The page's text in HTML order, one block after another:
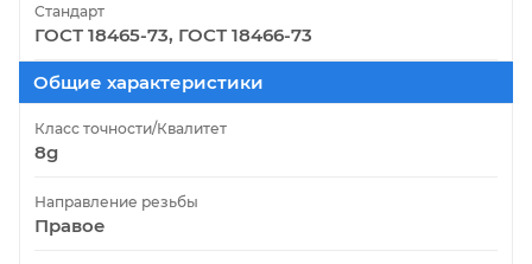
Стандарт
ГОСТ 18465-73, ГОСТ 18466-73
Общие характеристики
Класс точности/Квалитет
8g
Направление резьбы
Правое